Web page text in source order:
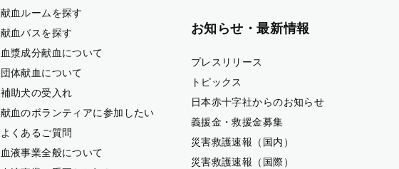
献血ルームを探す
献血バスを探す
血漿成分献血について
団体献血について
補助犬の受入れ
献血のボランティアに参加したい
よくあるご質問
血液事業全般について
お知らせ・最新情報
プレスリリース
トピックス
日本赤十字社からのお知らせ
義援金・救援金募集
災害救護速報（国内）
災害救護速報（国際）